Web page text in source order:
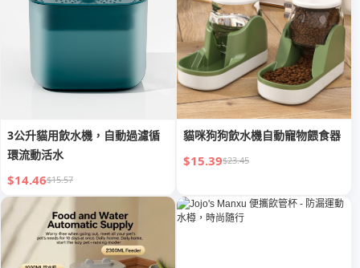
3公升貓用飲水機，自動過濾循
環流動活水
$14.46$15.57
貓咪狗狗飲水機自動寵物餵食器
$15.39$23.45